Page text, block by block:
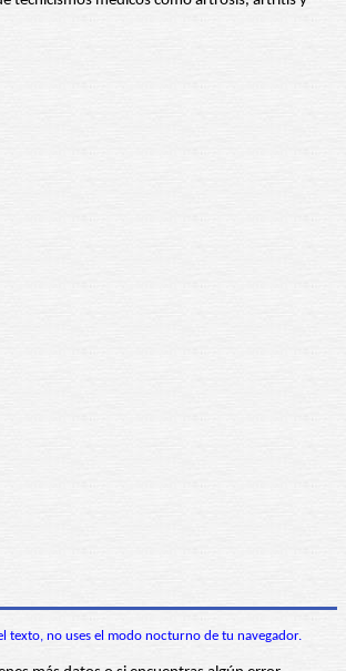
texto, no uses el modo nocturno de tu navegador.